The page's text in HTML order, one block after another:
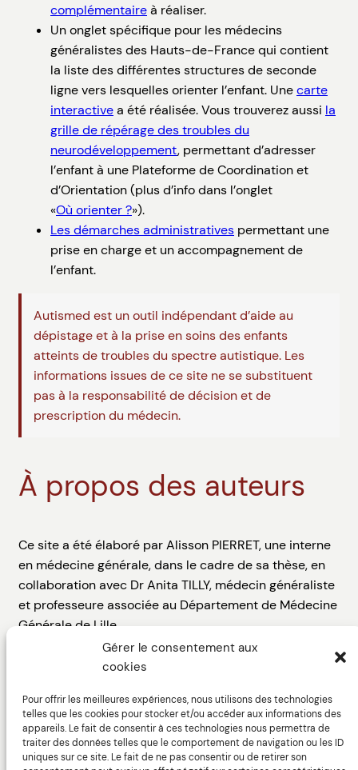
Gérer le consentement aux
cookies
Pour offrir les meilleures expériences, nous utilisons des technologies
telles que les cookies pour stocker et/ou accéder aux informations des
appareils. Le fait de consentir à ces technologies nous permettra de
traiter des données telles que le comportement de navigation ou les ID
uniques sur ce site. Le fait de ne pas consentir ou de retirer son
complémentaireà réaliser.
Un onglet spécifique pour les médecins
généralistes des Hauts-de-France qui contient
la liste des différentes structures de seconde
ligne vers lesquelles orienter l’enfant. Unecarte
interactivea été réalisée. Vous trouverez aussi la
grille de répérage des troubles du
neurodéveloppement, permettant d’adresser
l’enfant à une Plateforme de Coordination et
d’Orientation (plus d’info dans l’onglet
«Où orienter ?»).
Les démarches administratives permettant une
prise en charge et un accompagnement de
l’enfant.
Autismed est un outil indépendant d’aide au
dépistage et à la prise en soins des enfants
atteints de troubles du spectre autistique. Les
informations issues de ce site ne se substituent
pas à la responsabilité de décision et de
prescription du médecin.
À propos des auteurs
Ce site a été élaboré par Alisson PIERRET, une interne
en médecine générale, dans le cadre de sa thèse, en
collaboration avec Dr Anita TILLY, médecin généraliste
et professeure associée au Département de Médecine
Générale de Lille.
Le web design du site a été assuré par Thibault
GARCIA-DHIF, ergonome spécialisée dans la
conception et l’évaluation des interfaces homme-
machine.